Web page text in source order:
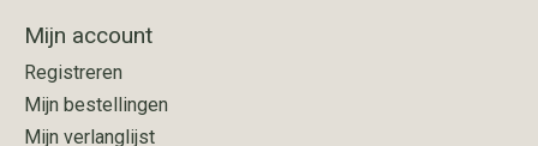
Mijn account
Registreren
Mijn bestellingen
Mijn verlanglijst